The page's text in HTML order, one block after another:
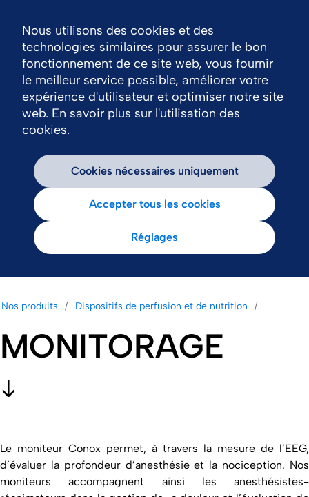
Nos produits Dispositifs de perfusion et de nutrition
MONITORAGE
Le moniteur Conox permet, à travers la mesure de l’EEG,
d’évaluer la profondeur d’anesthésie et la nociception. Nos
moniteurs accompagnent ainsi les anesthésistes-
Nous utilisons des cookies et des
technologies similaires pour assurer le bon
fonctionnement de ce site web, vous fournir
le meilleur service possible, améliorer votre
expérience d'utilisateur et optimiser notre site
web. En savoir plus sur l'utilisation des
cookies.
Cookies nécessaires uniquement
Accepter tous les cookies
Réglages